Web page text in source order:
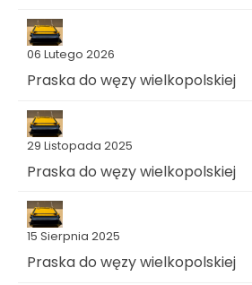
06 Lutego 2026
Praska do węzy wielkopolskiej
29 Listopada 2025
Praska do węzy wielkopolskiej
15 Sierpnia 2025
Praska do węzy wielkopolskiej